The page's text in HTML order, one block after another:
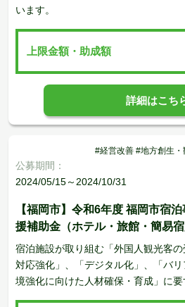
います。
上限金額・助成額
詳細はこち
#経営改善 #地方創生
公募期間：
2024/05/15～2024/10/31
【福岡市】令和6年度 福岡市宿
援補助金（ホテル・旅館・簡易宿
宿泊施設が取り組む「外国人観光客
対応強化」、「デジタル化」、「バ
境強化に向けた人材確保・育成」に要